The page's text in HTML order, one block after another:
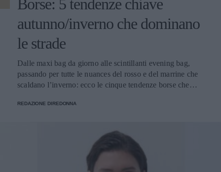
Borse: 5 tendenze chiave
autunno/inverno che dominano
le strade
Dalle maxi bag da giorno alle scintillanti evening bag,
passando per tutte le nuances del rosso e del marrine che
scaldano l’inverno: ecco le cinque tendenze borse che
REDAZIONE DIREDONNA